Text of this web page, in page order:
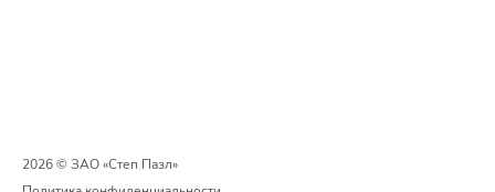
2026 © ЗАО «Степ Пазл»